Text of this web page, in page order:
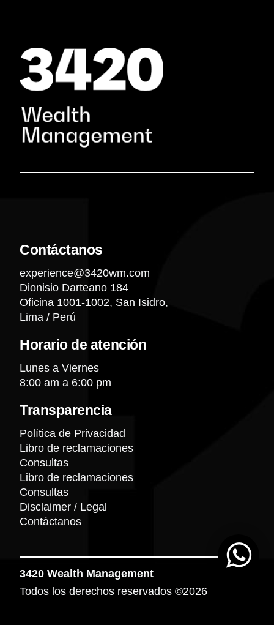
Contáctanos
experience@3420wm.com
Dionisio Darteano 184
Oficina 1001-1002, San Isidro,
Lima / Perú
Horario de atención
Lunes a Viernes
8:00 am a 6:00 pm
Transparencia
Política de Privacidad
Libro de reclamaciones
Consultas
Libro de reclamaciones
Consultas
Disclaimer / Legal
Contáctanos
3420 Wealth Management
Todos los derechos reservados ©2026